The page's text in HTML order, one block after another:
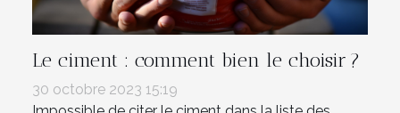
Le ciment : comment bien le choisir ?
30 octobre 2023 15:19